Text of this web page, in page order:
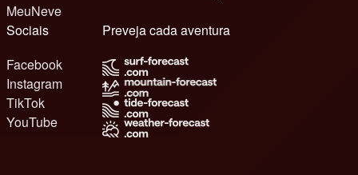
MeuNeve
Sociais
Facebook
Instagram
TikTok
YouTube
Preveja cada aventura